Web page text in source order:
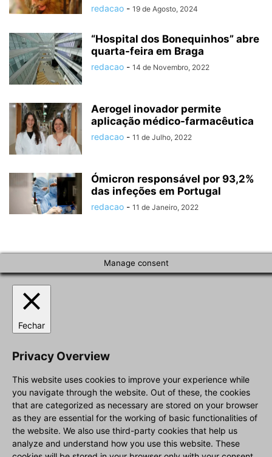
redacao - 19 de Agosto, 2024
“Hospital dos Bonequinhos” abre
quarta-feira em Braga
redacao - 14 de Novembro, 2022
Aerogel inovador permite
aplicação médico-farmacêutica
redacao - 11 de Julho, 2022
Ómicron responsável por 93,2%
das infeções em Portugal
redacao - 11 de Janeiro, 2022
Manage consent
Fechar
Privacy Overview
This website uses cookies to improve your experience while
you navigate through the website. Out of these, the cookies
that are categorized as necessary are stored on your browser
as they are essential for the working of basic functionalities of
the website. We also use third-party cookies that help us
analyze and understand how you use this website. These